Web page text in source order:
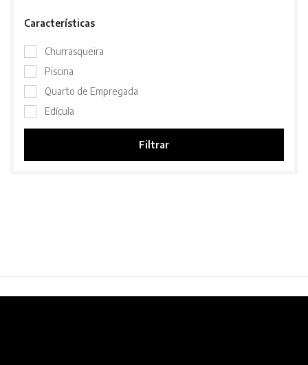
Características
Churrasqueira
Piscina
Quarto de Empregada
Edícula
Filtrar